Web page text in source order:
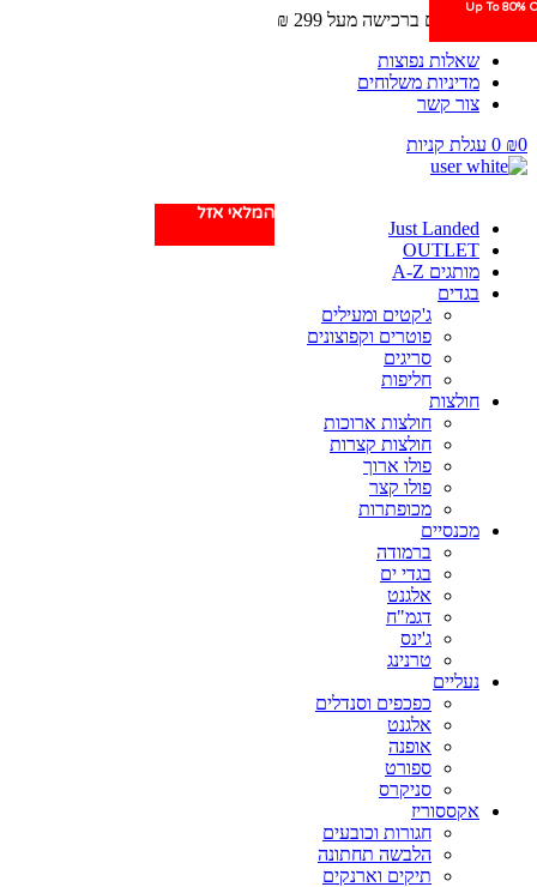
משלוחים חינם ברכישה מעל 299 ₪
שאלות נפוצות
מדיניות משלוחים
צור קשר
₪0
0 עגלת קניות
Just Landed
OUTLET
מותגים A-Z
בגדים
ג'קטים ומעילים
פוטרים וקפוצונים
סריגים
חליפות
חולצות
חולצות ארוכות
חולצות קצרות
פולו ארוך
פולו קצר
מכופתרות
מכנסיים
ברמודה
בגדי ים
אלגנט
דגמ"ח
ג'ינס
טרנינג
נעליים
כפכפים וסנדלים
אלגנט
אופנה
ספורט
סניקרס
אקססוריז
חגורות וכובעים
הלבשה תחתונה
תיקים וארנקים
Up To 80%
המלאי אזל
Up To 80%
המלאי אזל